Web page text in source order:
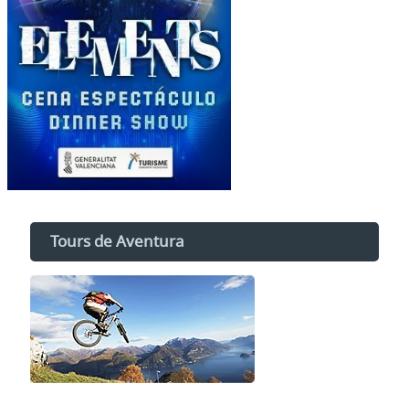
Tours de Aventura